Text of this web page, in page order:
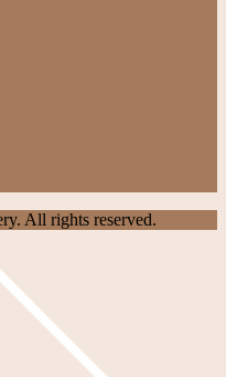
All rights reserved.